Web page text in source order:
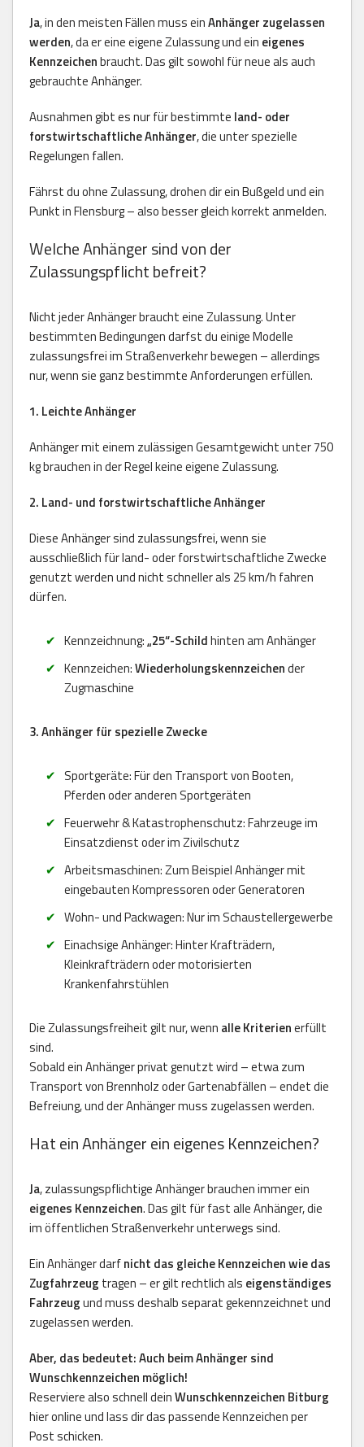
Ja, in den meisten Fällen muss einAnhänger zugelassen
werden, da er eine eigene Zulassung und ein eigenes
Kennzeichenbraucht. Das gilt sowohl für neue als auch
gebrauchte Anhänger.
Ausnahmen gibt es nur für bestimmte land- oder
forstwirtschaftliche Anhänger, die unter spezielle
Regelungen fallen.
Fährst du ohne Zulassung, drohen dir ein Bußgeld und ein
Punkt in Flensburg – also besser gleich korrekt anmelden.
Welche Anhänger sind von der
Zulassungspflicht befreit?
Nicht jeder Anhänger braucht eine Zulassung. Unter
bestimmten Bedingungen darfst du einige Modelle
zulassungsfrei im Straßenverkehr bewegen – allerdings
nur, wenn sie ganz bestimmte Anforderungen erfüllen.
1. Leichte Anhänger
Anhänger mit einem zulässigen Gesamtgewicht unter 750
kg brauchen in der Regel keine eigene Zulassung.
2. Land- und forstwirtschaftliche Anhänger
Diese Anhänger sind zulassungsfrei, wenn sie
ausschließlich für land- oder forstwirtschaftliche Zwecke
genutzt werden und nicht schneller als 25 km/h fahren
dürfen.
Kennzeichnung:„25“-Schildhinten am Anhänger
Kennzeichen:Wiederholungskennzeichender
Zugmaschine
3. Anhänger für spezielle Zwecke
Sportgeräte: Für den Transport von Booten,
Pferden oder anderen Sportgeräten
Feuerwehr & Katastrophenschutz: Fahrzeuge im
Einsatzdienst oder im Zivilschutz
Arbeitsmaschinen: Zum Beispiel Anhänger mit
eingebauten Kompressoren oder Generatoren
Wohn- und Packwagen: Nur im Schaustellergewerbe
Einachsige Anhänger: Hinter Krafträdern,
Kleinkrafträdern oder motorisierten
Krankenfahrstühlen
Die Zulassungsfreiheit gilt nur, wenn alle Kriterienerfüllt
sind.
Sobald ein Anhänger privat genutzt wird – etwa zum
Transport von Brennholz oder Gartenabfällen – endet die
Befreiung, und der Anhänger muss zugelassen werden.
Hat ein Anhänger ein eigenes Kennzeichen?
Ja, zulassungspflichtige Anhänger brauchen immer ein
eigenes Kennzeichen. Das gilt für fast alle Anhänger, die
im öffentlichen Straßenverkehr unterwegs sind.
Ein Anhänger darfnicht das gleiche Kennzeichen wie das
Zugfahrzeug tragen – er gilt rechtlich als eigenständiges
Fahrzeugund muss deshalb separat gekennzeichnet und
zugelassen werden.
Aber, das bedeutet: Auch beim Anhänger sind
Wunschkennzeichen möglich!
Reserviere also schnell deinWunschkennzeichen Bitburg
hier online und lass dir das passende Kennzeichen per
Post schicken.